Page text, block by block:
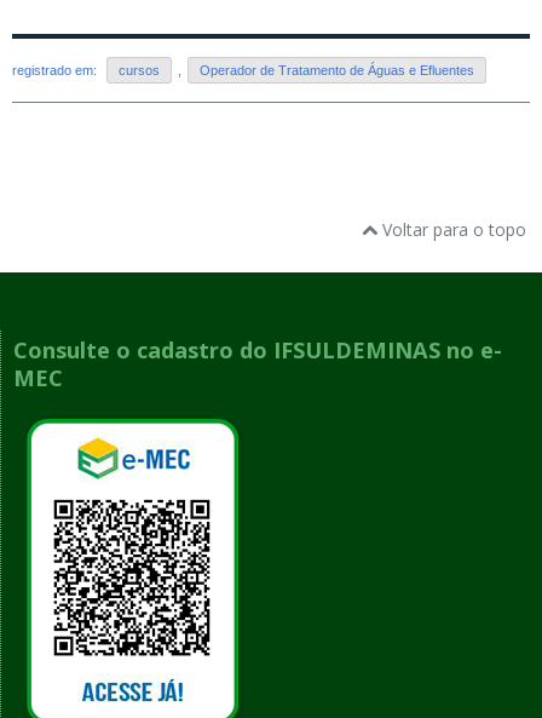
registrado em: cursos Operador de Tratamento de Águas e Efluentes
Voltar para o topo
Consulte o cadastro do IFSULDEMINAS no e-
MEC